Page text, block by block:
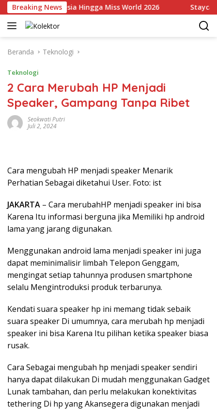
Langsung
ke
konten
Breaking News
Indonesia Hingga Miss World 2026 Staycation
Beranda Teknologi
Teknologi
2 Cara Merubah HP Menjadi
Speaker, Gampang Tanpa Ribet
Seokwati Putri
Juli 2, 2024
Cara mengubah HP menjadi speaker Menarik
Perhatian Sebagai diketahui User. Foto: ist
JAKARTA – Cara merubahHP menjadi speaker ini bisa
Karena Itu informasi berguna jika Memiliki hp android
lama yang jarang digunakan.
Menggunakan android lama menjadi speaker ini juga
dapat meminimalisir limbah Telepon Genggam,
mengingat setiap tahunnya produsen smartphone
selalu Mengintroduksi produk terbarunya.
Kendati suara speaker hp ini memang tidak sebaik
suara speaker Di umumnya, cara merubah hp menjadi
speaker ini bisa Karena Itu pilihan ketika speaker biasa
rusak.
Cara Sebagai mengubah hp menjadi speaker sendiri
hanya dapat dilakukan Di mudah menggunakan Gadget
Lunak tambahan, dan perlu melakukan konektivitas
tethering Di hp yang Akansegera digunakan menjadi